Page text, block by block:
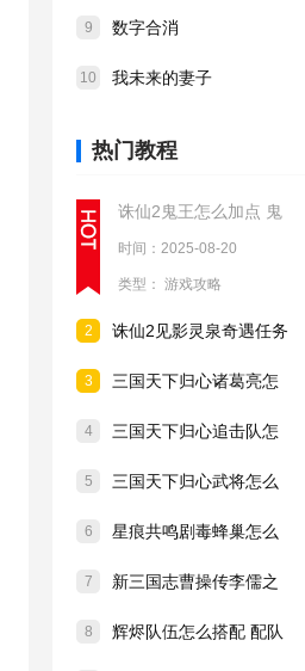
9 数字合消
10 我未来的妻子
热门教程
诛仙2鬼王怎么加点 鬼
时间：2025-08-20
类型： 游戏攻略
2 诛仙2见影灵泉奇遇任务
3 三国天下归心诸葛亮怎
4 三国天下归心追击队怎
5 三国天下归心武将怎么
6 星痕共鸣剧毒蜂巢怎么
7 新三国志曹操传李儒之
8 辉烬队伍怎么搭配 配队